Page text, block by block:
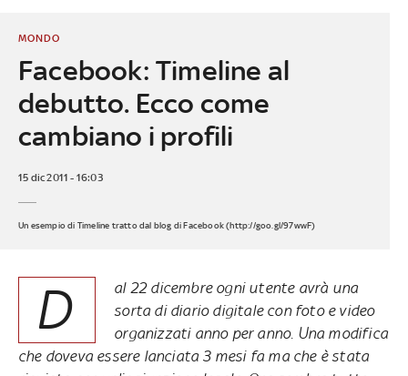
Facebook: Timeline al
debutto. Ecco come
cambiano i profili
MONDO
15 dic 2011 - 16:03
Un esempio di Timeline tratto dal blog di Facebook (http://goo.gl/97wwF)
D
al 22 dicembre ogni utente avrà una
sorta di diario digitale con foto e video
organizzati anno per anno. Una modifica
che doveva essere lanciata 3 mesi fa ma che è stata